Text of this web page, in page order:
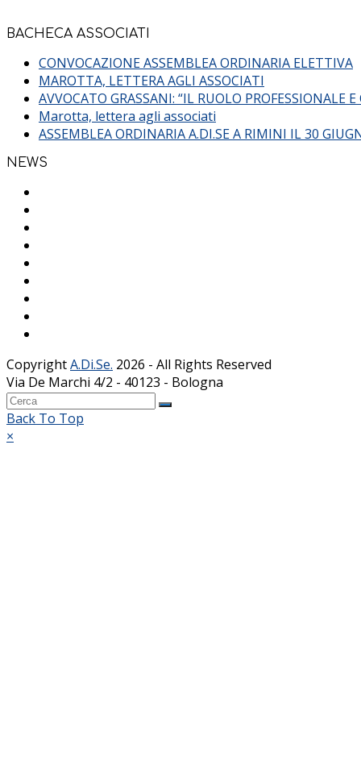
BACHECA ASSOCIATI
CONVOCAZIONE ASSEMBLEA ORDINARIA ELETTIVA
MAROTTA, LETTERA AGLI ASSOCIATI
AVVOCATO GRASSANI: “IL RUOLO PROFESSIONALE
Marotta, lettera agli associati
ASSEMBLEA ORDINARIA A.DI.SE A RIMINI IL 30
NEWS
CopyrightA.Di.Se. 2026 - All Rights Reserved
Via De Marchi 4/2 - 40123 - Bologna
Back To Top
×